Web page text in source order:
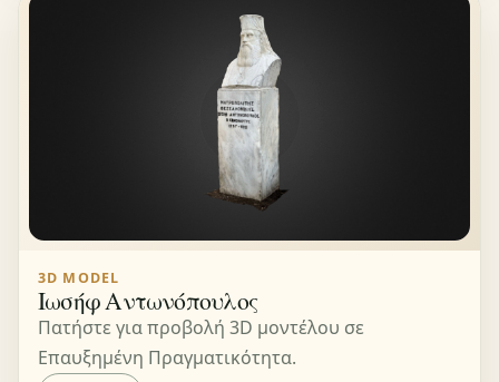
3D MODEL
Ιωσήφ Αντωνόπουλος
Πατήστε για προβολή 3D μοντέλου σε
Επαυξημένη Πραγματικότητα.